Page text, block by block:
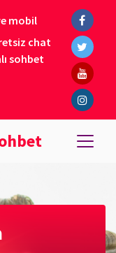
mobil
chat
sohbet